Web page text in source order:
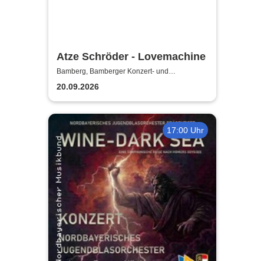
Atze Schröder - Lovemachine
Bamberg, Bamberger Konzert- und
Kongresshalle (Hegelsaal)
20.09.2026
17:00 Uhr